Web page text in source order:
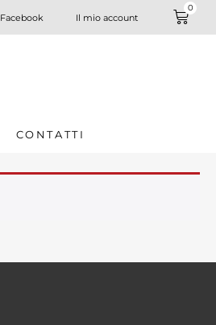
Facebook Il mio account
0
CONTATTI